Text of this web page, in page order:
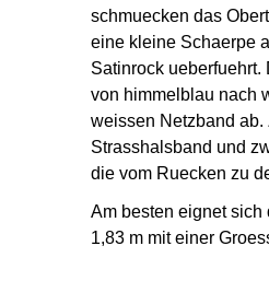
schmuecken das
eine kleine Schaerpe
Satinrock
von himmelblau nach
weissen Netzband
Strasshalsband und
die vom Ruecken zu
Am besten eignet
1,83 m mit einer